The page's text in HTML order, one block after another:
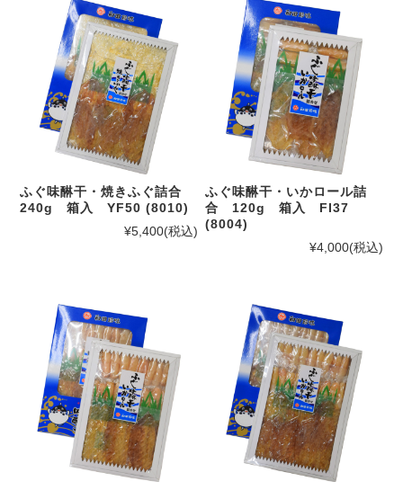
ふぐ味醂干・焼きふぐ詰合
240g 箱入 YF50 (8010)
¥5,400(税込)
ふぐ味醂干・いかロール詰
合 120g 箱入 FI37
(8004)
¥4,000(税込)